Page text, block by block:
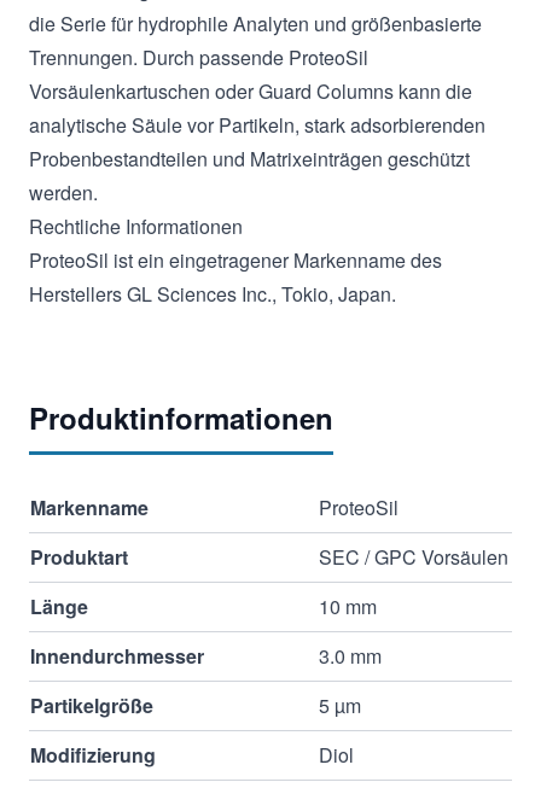
die Serie für hydrophile Analyten und größenbasierte
Trennungen. Durch passende ProteoSil
Vorsäulenkartuschen oder Guard Columns kann die
analytische Säule vor Partikeln, stark adsorbierenden
Probenbestandteilen und Matrixeinträgen geschützt
werden.
Rechtliche Informationen
ProteoSil ist ein eingetragener Markenname des
Herstellers GL Sciences Inc., Tokio, Japan.
Produktinformationen
Markenname
ProteoSil
Produktart
SEC / GPC Vorsäulen
Länge
10 mm
Innendurchmesser
3.0 mm
Partikelgröße
5 µm
Modifizierung
Diol